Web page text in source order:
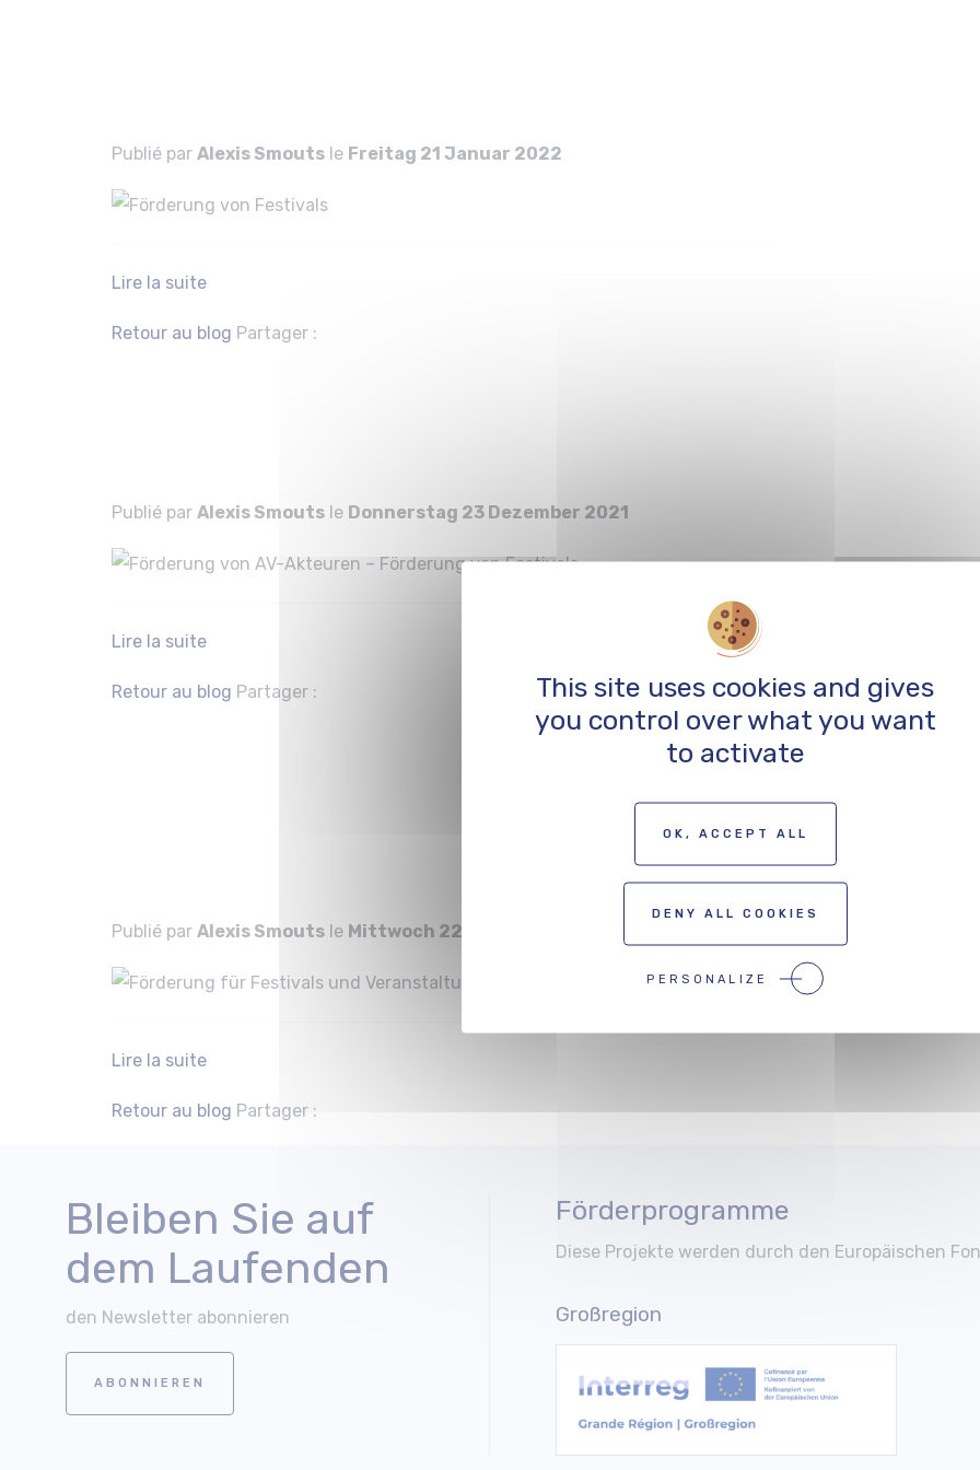
Publié par Alexis Smouts le Freitag 21 Januar 2022
Lire la suite
Retour au blog Partager :
Publié par Alexis Smouts le Donnerstag 23 Dezember 2021
Lire la suite
Retour au blog Partager :
Förderung für Festivals und
in den Bereichen Kultur und
Publié par Alexis Smouts le Mittwoch 22 Dezember 2021
Lire la suite
Retour au blog Partager :
Bleiben Sie auf
dem Laufenden
den Newsletter abonnieren
ABONNIEREN
Förderprogramme
Diese Projekte werden durch den Europäischen
Großregion
This site uses cookies and gives
you control over what you want
to activate
OK, ACCEPT ALL
DENY ALL COOKIES
PERSONALIZE